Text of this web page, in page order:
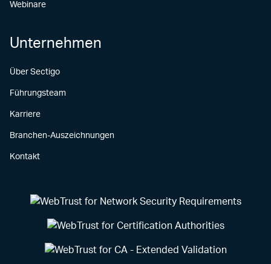
Webinare
Unternehmen
Über Sectigo
Führungsteam
Karriere
Branchen-Auszeichnungen
Kontakt